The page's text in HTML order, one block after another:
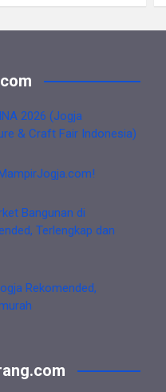
2026 (Jogja
& Craft Fair Indonesia)
Bangunan di
Terlengkap dan
Rekomended,